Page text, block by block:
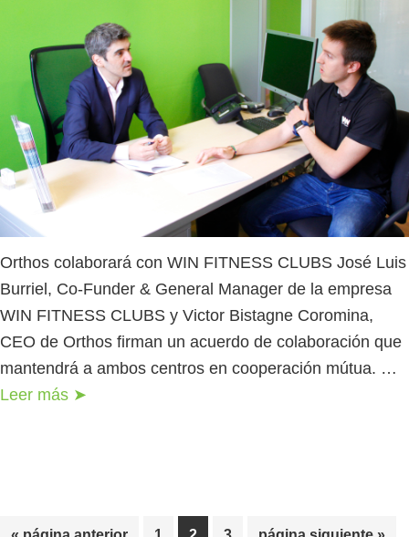
Orthos colaborará con WIN FITNESS CLUBS José Luis
Burriel, Co-Funder & General Manager de la empresa
WIN FITNESS CLUBS y Victor Bistagne Coromina,
CEO de Orthos firman un acuerdo de colaboración que
mantendrá a ambos centros en cooperación mútua. …
Leer más ➤